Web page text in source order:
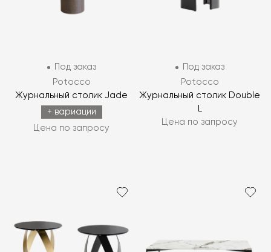
Под заказ
Potocco
Журнальный столик Jade
+ вариации
Цена по запросу
Под заказ
Potocco
Журнальный столик Double
L
Цена по запросу